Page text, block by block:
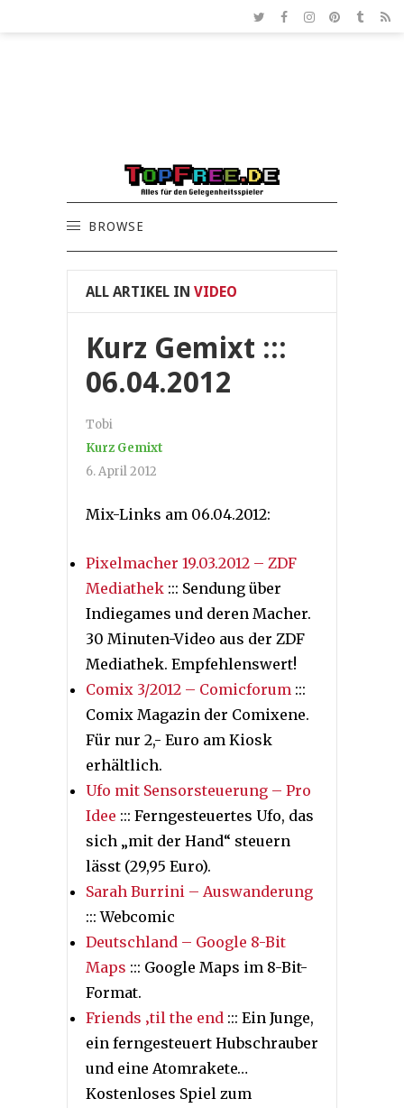
BROWSE
ALL ARTIKEL IN VIDEO
Kurz Gemixt :::
06.04.2012
Tobi
Kurz Gemixt
6. April 2012
Mix-Links am 06.04.2012:
Pixelmacher 19.03.2012 – ZDF
Mediathek ::: Sendung über
Indiegames und deren Macher.
30 Minuten-Video aus der ZDF
Mediathek. Empfehlenswert!
Comix 3/2012 – Comicforum :::
Comix Magazin der Comixene.
Für nur 2,- Euro am Kiosk
erhältlich.
Ufo mit Sensorsteuerung – Pro
Idee ::: Ferngesteuertes Ufo, das
sich „mit der Hand“ steuern
lässt (29,95 Euro).
Sarah Burrini – Auswanderung
::: Webcomic
Deutschland – Google 8-Bit
Maps ::: Google Maps im 8-Bit-
Format.
Friends ‚til the end ::: Ein Junge,
ein ferngesteuert Hubschrauber
und eine Atomrakete…
Kostenloses Spiel zum